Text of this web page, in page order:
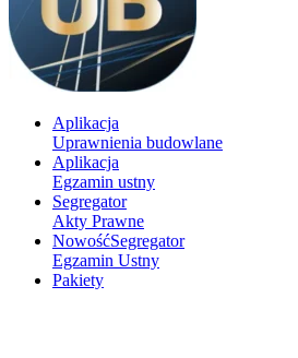
Aplikacja
Uprawnienia budowlane
Aplikacja
Egzamin ustny
Segregator
Akty Prawne
NowośćSegregator
Egzamin Ustny
Pakiety